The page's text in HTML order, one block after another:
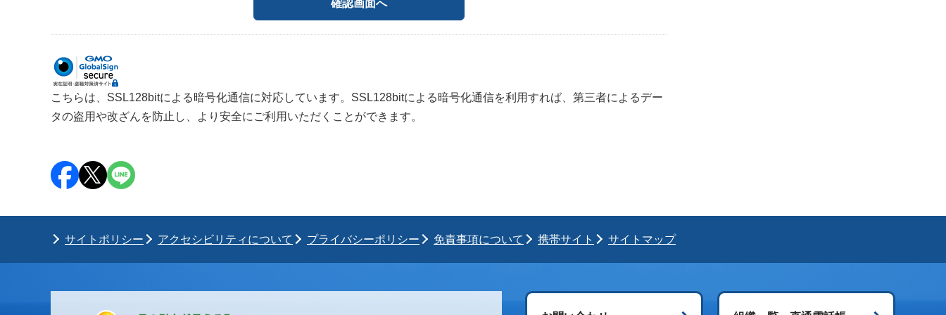
こちらは、SSL128bitによる暗号化通信に対応しています。SSL128bitによる暗号化通信を利用すれば、第三者によるデー
タの盗用や改ざんを防止し、より安全にご利用いただくことができます。
サイトポリシー アクセシビリティについて プライバシーポリシー 免責事項について 携帯サイト サイトマップ